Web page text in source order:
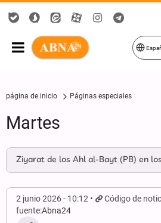
página de inicio Páginas especiales
Martes
Ziyarat de los Ahl al-Bayt (PB) en
2 junio 2026 - 10:12
Código de
fuente:Abna24